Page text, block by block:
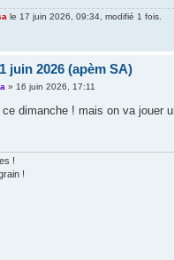
le 17 juin 2026, 09:34, modifié 1 fois.
juin 2026 (apèm SA)
» 16 juin 2026, 17:11
dimanche ! mais on va jouer
!
!